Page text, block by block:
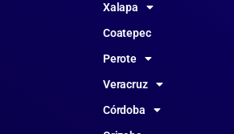
Xalapa
Coatepec
Perote
Veracruz
Córdoba